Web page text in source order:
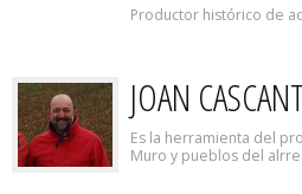
Productor histórico de
JOAN
Es la herramienta del
Muro y pueblos del